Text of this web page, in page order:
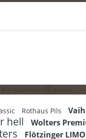
Rothaus Pils
hell Wolters
Flötzinger LIMO